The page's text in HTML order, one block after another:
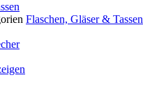
Flaschen, Gläser & Tassen